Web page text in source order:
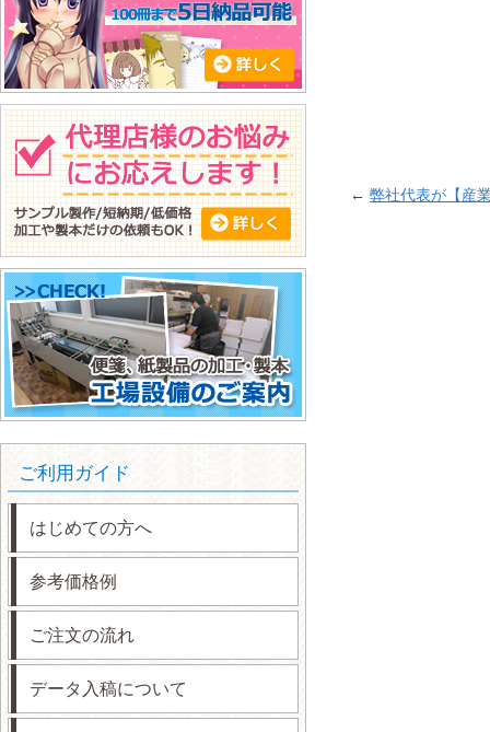
← 弊社代表が【産
ご利用ガイド
はじめての方へ
参考価格例
ご注文の流れ
データ入稿について